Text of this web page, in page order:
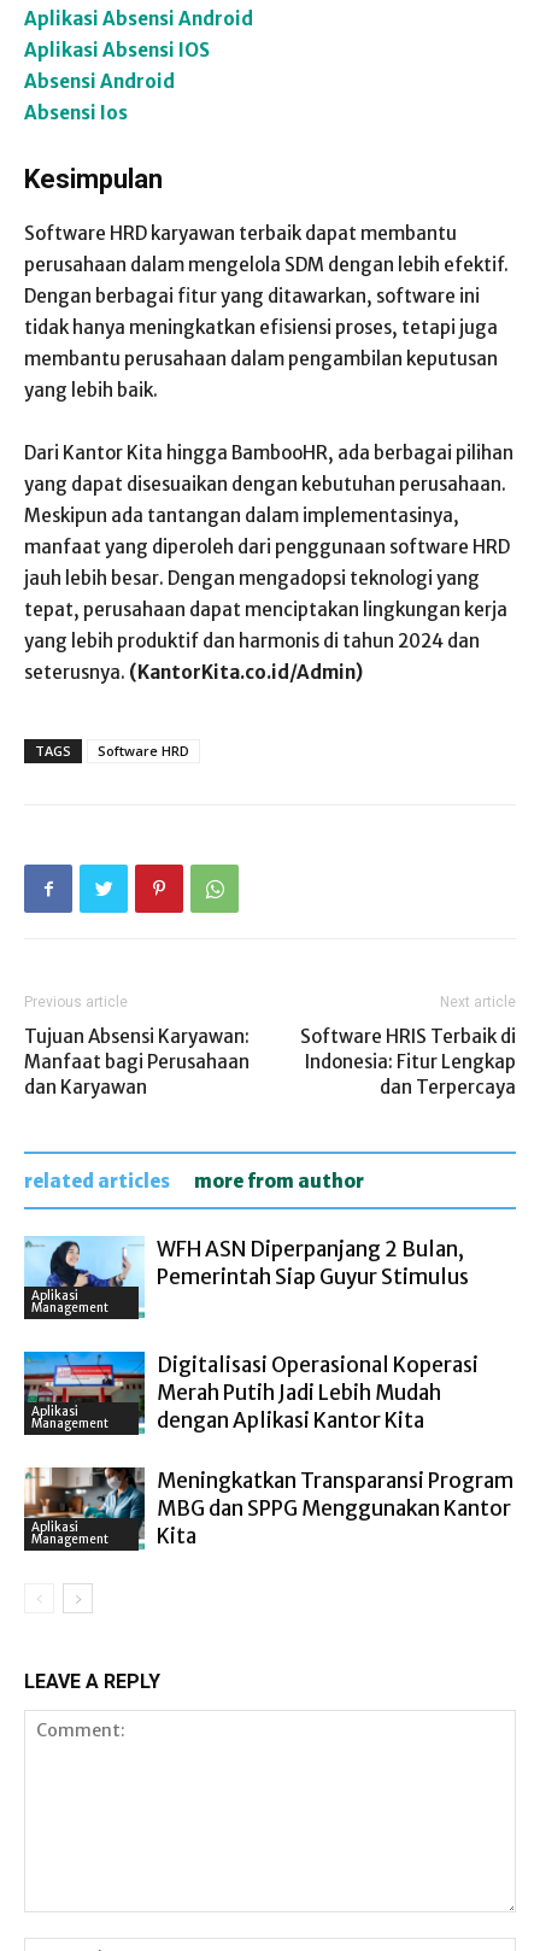
Aplikasi Absensi Android
Aplikasi Absensi IOS
Absensi Android
Absensi Ios
Kesimpulan
Software HRD karyawan terbaik dapat membantu
perusahaan dalam mengelola SDM dengan lebih efektif.
Dengan berbagai fitur yang ditawarkan, software ini
tidak hanya meningkatkan efisiensi proses, tetapi juga
membantu perusahaan dalam pengambilan keputusan
yang lebih baik.
Dari Kantor Kita hingga BambooHR, ada berbagai pilihan
yang dapat disesuaikan dengan kebutuhan perusahaan.
Meskipun ada tantangan dalam implementasinya,
manfaat yang diperoleh dari penggunaan software HRD
jauh lebih besar. Dengan mengadopsi teknologi yang
tepat, perusahaan dapat menciptakan lingkungan kerja
yang lebih produktif dan harmonis di tahun 2024 dan
seterusnya. (KantorKita.co.id/Admin)
TAGS Software HRD
Previous article
Tujuan Absensi Karyawan:
Manfaat bagi Perusahaan
dan Karyawan
Next article
Software HRIS Terbaik di
Indonesia: Fitur Lengkap
dan Terpercaya
related articles more from author
Aplikasi
Management
WFH ASN Diperpanjang 2 Bulan,
Pemerintah Siap Guyur Stimulus
Aplikasi
Management
Digitalisasi Operasional Koperasi
Merah Putih Jadi Lebih Mudah
dengan Aplikasi Kantor Kita
Aplikasi
Management
Meningkatkan Transparansi Program
MBG dan SPPG Menggunakan Kantor
Kita
LEAVE A REPLY